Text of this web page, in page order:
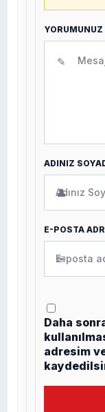
YORUMUNUZ
✎
ADINIZ
👤
E-POSTA
✉
Daha
adresim